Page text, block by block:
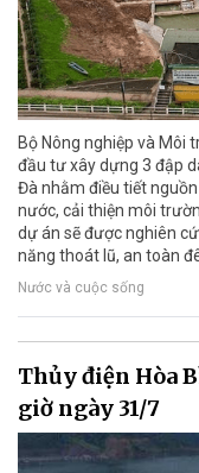
Bộ Nông nghiệp và
đầu tư xây dựng 3 đập
Đà nhằm điều tiết
nước, cải thiện môi
dự án sẽ được nghiên
năng thoát lũ, an toàn
Nước và cuộc sống
Thủy điện Hòa
giờ ngày 31/7